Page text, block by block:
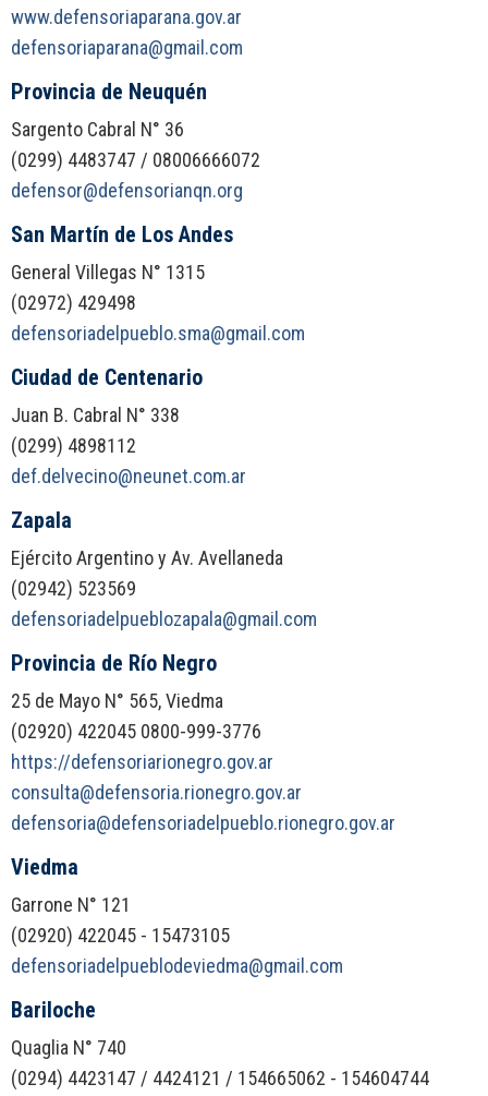
www.defensoriaparana.gov.ar
defensoriaparana@gmail.com
Provincia de Neuquén
Sargento Cabral N° 36
(0299) 4483747 / 08006666072
defensor@defensorianqn.org
San Martín de Los Andes
General Villegas N° 1315
(02972) 429498
defensoriadelpueblo.sma@gmail.com
Ciudad de Centenario
Juan B. Cabral N° 338
(0299) 4898112
def.delvecino@neunet.com.ar
Zapala
Ejército Argentino y Av. Avellaneda
(02942) 523569
defensoriadelpueblozapala@gmail.com
Provincia de Río Negro
25 de Mayo N° 565, Viedma
(02920) 422045 0800-999-3776
https://defensoriarionegro.gov.ar
consulta@defensoria.rionegro.gov.ar
defensoria@defensoriadelpueblo.rionegro.gov.ar
Viedma
Garrone N° 121
(02920) 422045 - 15473105
defensoriadelpueblodeviedma@gmail.com
Bariloche
Quaglia N° 740
(0294) 4423147 / 4424121 / 154665062 - 154604744